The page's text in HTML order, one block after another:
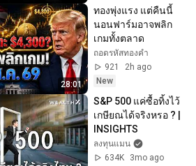
28:01
ทองพุ่งแรง แต่คืนนี้
นอนฟาร์มอาจพลิก
เกมทั้งตลาด
ถอดรหัสทองคำ
921
2h ago
New
S&P 500 แค่ซื้อทิ้งไว้
เกษียณได้จริงหรอ ? |
INSIGHTS
ลงทุนแมน
634K
3mo ago